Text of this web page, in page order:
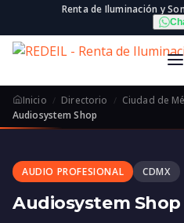
Renta de Iluminación y
Inicio Directorio Ciudad de
Audiosystem Shop
AUDIO PROFESIONAL CDMX
Audiosystem Shop